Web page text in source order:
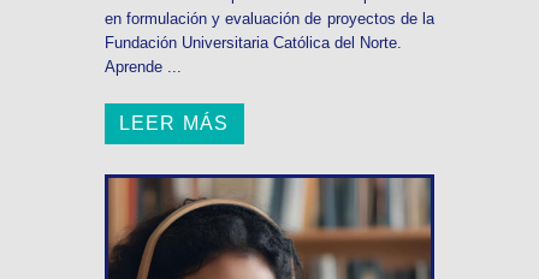
en formulación y evaluación de proyectos de la
Fundación Universitaria Católica del Norte.
Aprende ...
LEER MÁS